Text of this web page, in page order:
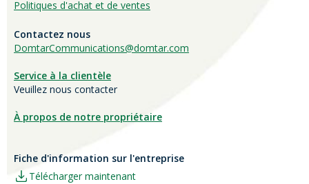
Politiques d'achat et de ventes
Contactez nous
DomtarCommunications@domtar.com
Service à la clientèle
Veuillez nous contacter
À propos de notre propriétaire
Fiche d'information sur l'entreprise
Télécharger maintenant